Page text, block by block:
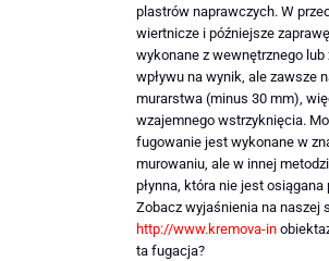
plastrów naprawczych. W
wiertnicze i późniejsze
wykonane z wewnętrznego lub
wpływu na wynik, ale zawsze
murarstwa (minus 30 mm),
wzajemnego wstrzyknięcia.
fugowanie jest wykonane w
murowaniu, ale w innej
płynna, która nie jest
Zobacz wyjaśnienia na naszej
http://www.kremova-in
ta fugacja?